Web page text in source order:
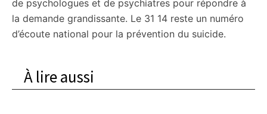
de psychologues et de psychiatres pour répondre à
la demande grandissante. Le 31 14 reste un numéro
d’écoute national pour la prévention du suicide.
À lire aussi